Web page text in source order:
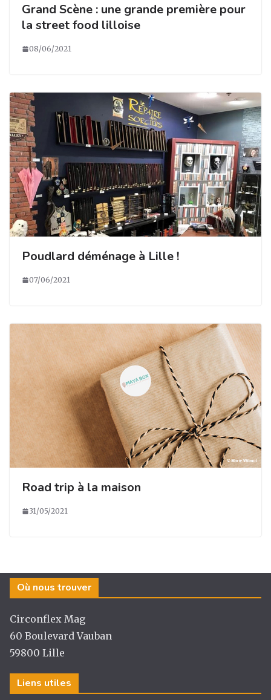
Grand Scène : une grande première pour
la street food lilloise
08/06/2021
Poudlard déménage à Lille !
07/06/2021
Road trip à la maison
31/05/2021
Où nous trouver
Circonflex Mag
60 Boulevard Vauban
59800 Lille
Liens utiles